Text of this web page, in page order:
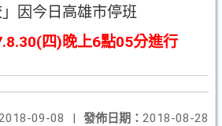
因今日高雄市停班
四)晚上6點05分進行
發佈日期： 2018-08-28
09-08
|